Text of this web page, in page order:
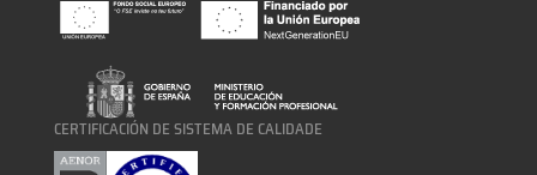
CERTIFICACIÓN DE SISTEMA DE CALIDADE